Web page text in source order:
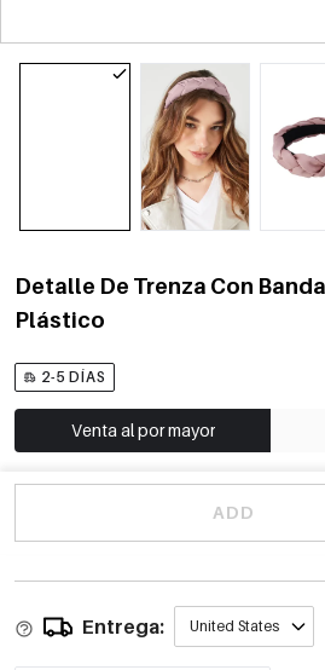
Detalle De Trenza Con
Plástico
2-5 DÍAS
Venta al por mayor
ADD
Entrega: United States